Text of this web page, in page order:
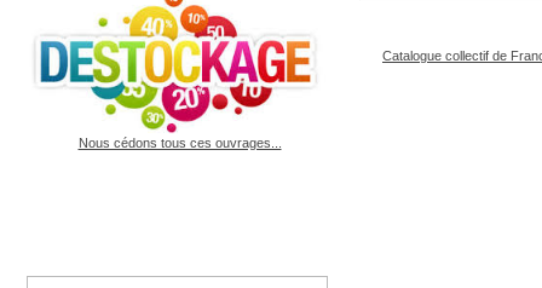
Catalogue collectif de
Nous cédons tous ces ouvrages...